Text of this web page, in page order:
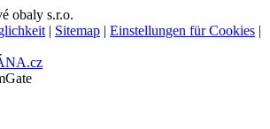
obaly s.r.o.
| Sitemap | Einstellungen für Cookies |